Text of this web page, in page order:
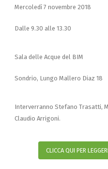
Mercoledì 7 novembre 2018
Dalle 9.30 alle 13.30
Sala delle Acque del BIM
Sondrio, Lungo Mallero Diaz 18
Interverranno Stefano Trasatti,
Claudio Arrigoni.
CLICCA QUI PER